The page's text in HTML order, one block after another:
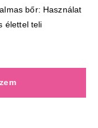
bőr: Használat
élettel teli